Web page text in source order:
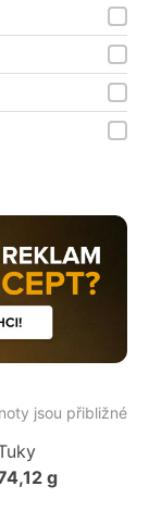
jsou přibližné
g